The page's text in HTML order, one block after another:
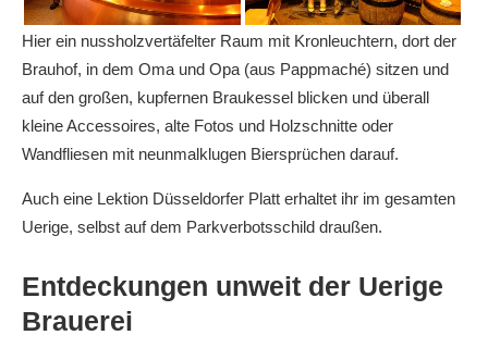
Hier ein nussholzvertäfelter Raum mit Kronleuchtern, dort der
Brauhof, in dem Oma und Opa (aus Pappmaché) sitzen und
auf den großen, kupfernen Braukessel blicken und überall
kleine Accessoires, alte Fotos und Holzschnitte oder
Wandfliesen mit neunmalklugen Biersprüchen darauf.
Auch eine Lektion Düsseldorfer Platt erhaltet ihr im gesamten
Uerige, selbst auf dem Parkverbotsschild draußen.
Entdeckungen unweit der Uerige
Brauerei